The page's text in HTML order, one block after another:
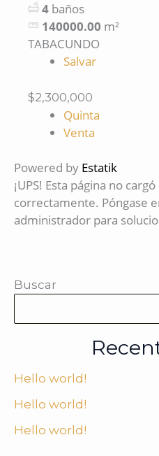
4 baños
140000.00 m²
TABACUNDO
Salvar
$2,300,000
Quinta
Venta
Powered by Estatik
¡UPS! Esta página no
correctamente. Póngase
administrador para
Buscar
Hello world!
Hello world!
Hello world!